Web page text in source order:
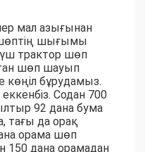
мал азығынан
шөптің шығымы
трактор шөп
шөп шауып
көңіл бұрудамыз.
Содан 700
92 дана бума
тағы да орақ
орама шөп
дана орамадан